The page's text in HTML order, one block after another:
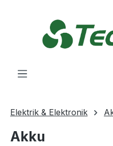
Elektrik & Elektronik
Akku